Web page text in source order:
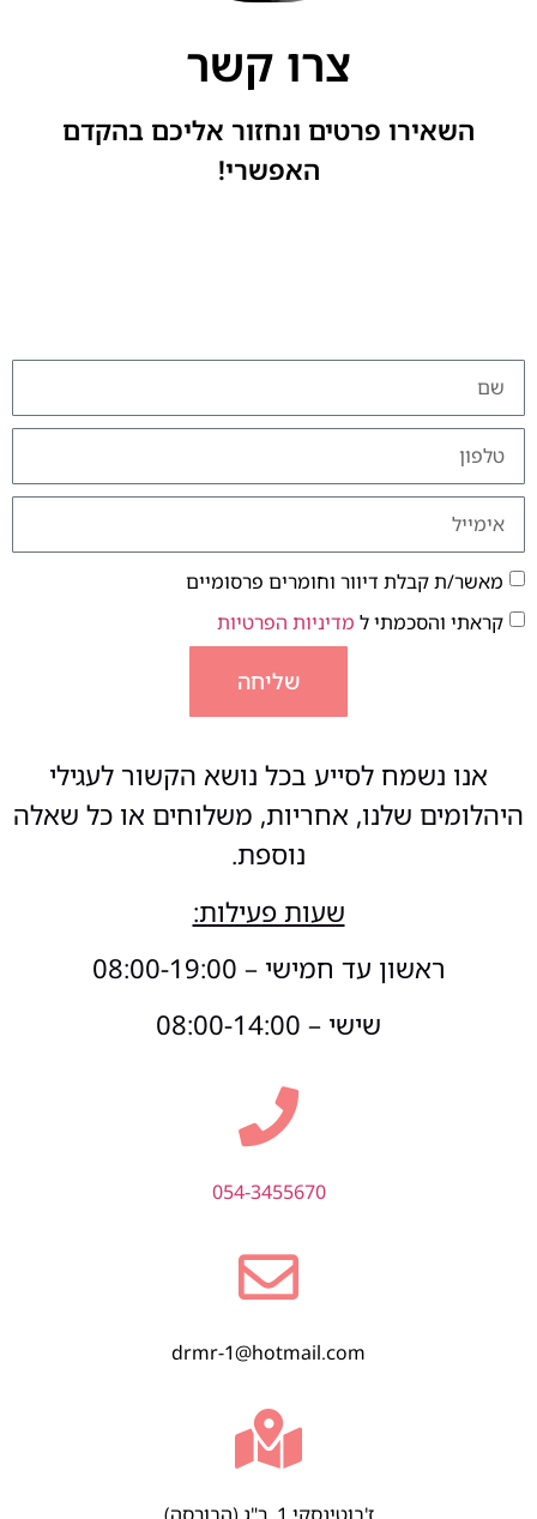
צרו קשר
השאירו פרטים ונחזור אליכם בהקדם
האפשרי!
מאשר/ת קבלת דיוור וחומרים פרסומיים
קראתי והסכמתי ל מדיניות הפרטיות
שליחה
אנו נשמח לסייע בכל נושא הקשור לעגילי
היהלומים שלנו, אחריות, משלוחים או כל שאלה
נוספת.
שעות פעילות:
ראשון עד חמישי – 08:00-19:00
שישי – 08:00-14:00
054-3455670
drmr-1@hotmail.com
ז'בוטינסקי 1, ר"ג (הבורסה)